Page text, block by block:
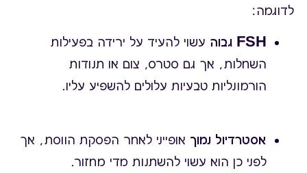
לדוגמה:
FSH גבוה
עשוי להעיד על ירידה בפעילות
השחלות, אך גם סטרס, צום או תנודות
הורמונליות טבעיות עלולים להשפיע עליו.
אסטרדיול נמוך אופייני לאחר הפסקת הווסת, אך
לפני כן הוא עשוי להשתנות מדי מחזור.